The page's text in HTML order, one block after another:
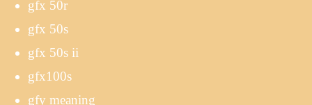
gfx 50r
gfx 50s
gfx 50s ii
gfx100s
gfy meaning